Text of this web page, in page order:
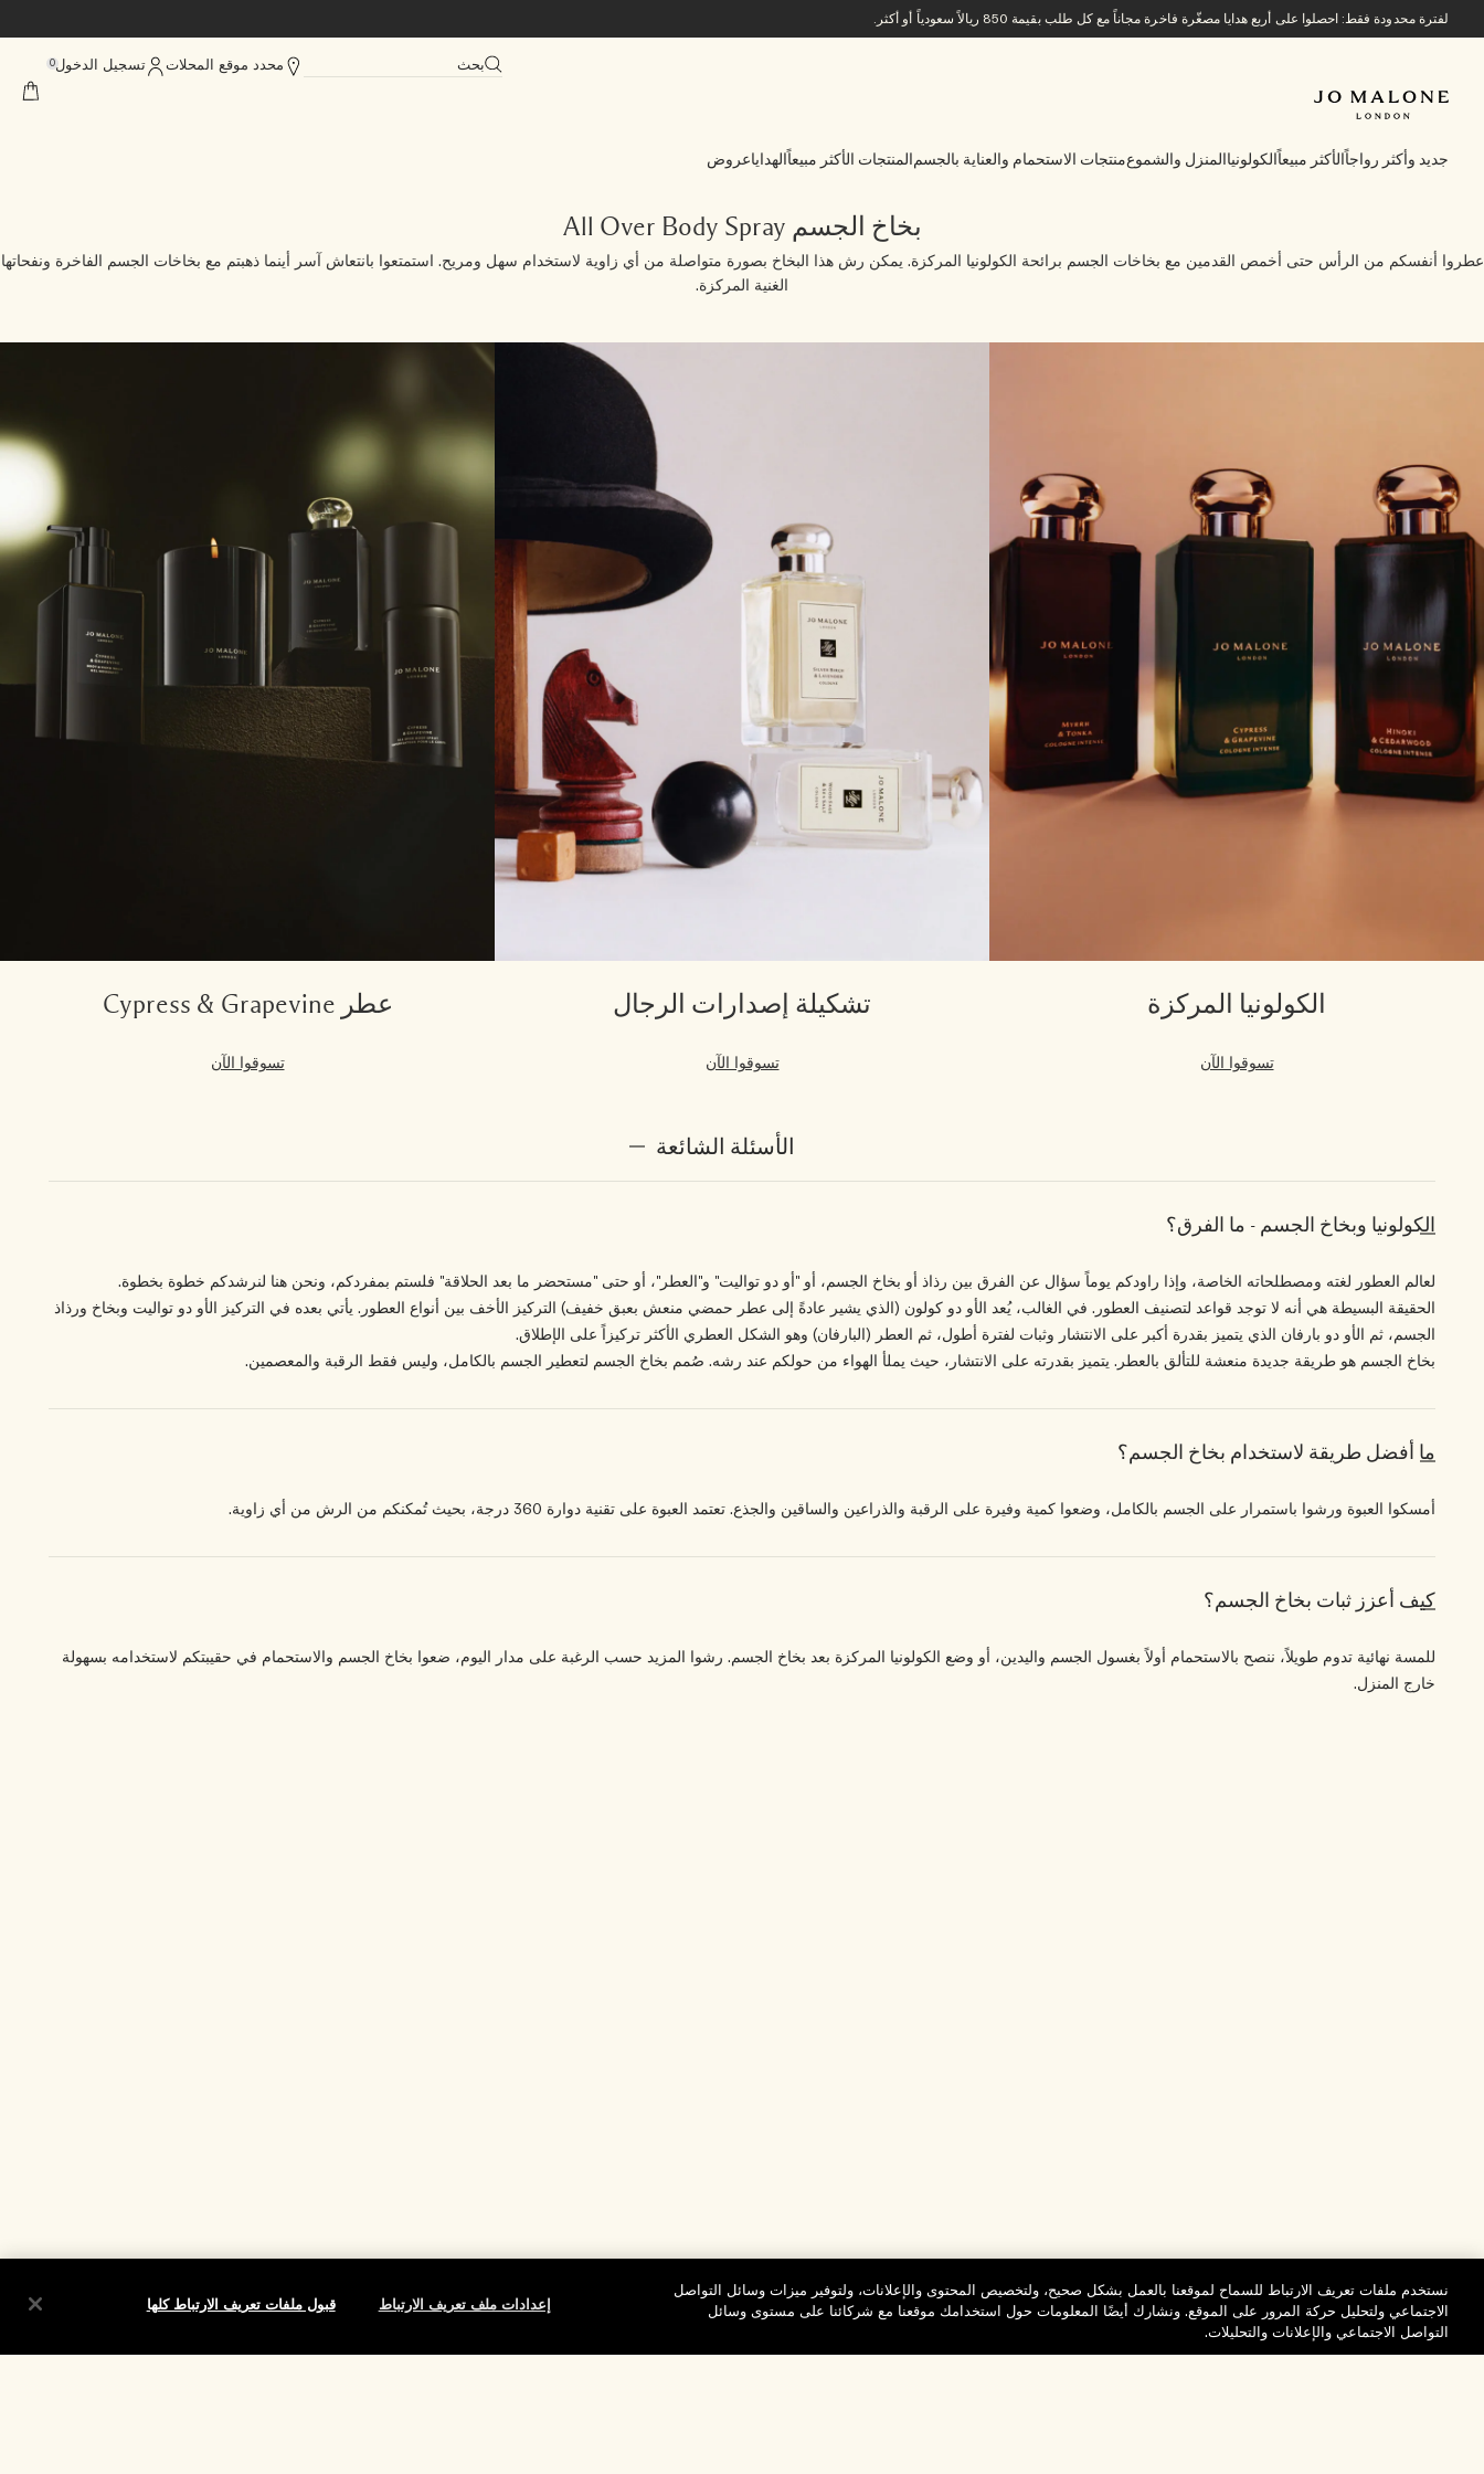
لفترة محدودة فقط: احصلوا على أربع هدايا مصغّرة فاخرة مجاناً مع كل طلب بقيمة 850 ريالاً سعودياً أو أكثر.
بحث محدد موقع المحلات تسجيل الدخول0
جديد وأكثر رواجاً الأكثر مبيعاً الكولونيا المنزل والشموعمنتجات الاستحمام والعناية بالجسم المنتجات الأكثر مبيعاً الهداياعروض
بخاخ الجسم All Over Body Spray
عطروا أنفسكم من الرأس حتى أخمص القدمين مع بخاخات الجسم برائحة الكولونيا المركزة. يمكن رش هذا البخاخ بصورة متواصلة من أي زاوية لاستخدام سهل ومريح. استمتعوا بانتعاش آسر أينما ذهبتم مع بخاخات الجسم الفاخرة ونفحاتها
الغنية المركزة.
الكولونيا المركزة
تسوقوا الآن
تشكيلة إصدارات الرجال
تسوقوا الآن
عطر Cypress & Grapevine
تسوقوا الآن
الأسئلة الشائعة
الكولونيا وبخاخ الجسم - ما الفرق؟
لعالم العطور لغته ومصطلحاته الخاصة، وإذا راودكم يوماً سؤال عن الفرق بين رذاذ أو بخاخ الجسم، أو "أو دو تواليت" و"العطر"، أو حتى "مستحضر ما بعد الحلاقة" فلستم بمفردكم، ونحن هنا لنرشدكم خطوة بخطوة.
الحقيقة البسيطة هي أنه لا توجد قواعد لتصنيف العطور. في الغالب، يُعد الأو دو كولون (الذي يشير عادةً إلى عطر حمضي منعش بعبق خفيف) التركيز الأخف بين أنواع العطور. يأتي بعده في التركيز الأو دو تواليت وبخاخ ورذاذ
الجسم، ثم الأو دو بارفان الذي يتميز بقدرة أكبر على الانتشار وثبات لفترة أطول، ثم العطر (البارفان) وهو الشكل العطري الأكثر تركيزاً على الإطلاق.
بخاخ الجسم هو طريقة جديدة منعشة للتألق بالعطر. يتميز بقدرته على الانتشار، حيث يملأ الهواء من حولكم عند رشه. صُمم بخاخ الجسم لتعطير الجسم بالكامل، وليس فقط الرقبة والمعصمين.
ما أفضل طريقة لاستخدام بخاخ الجسم؟
أمسكوا العبوة ورشوا باستمرار على الجسم بالكامل، وضعوا كمية وفيرة على الرقبة والذراعين والساقين والجذع. تعتمد العبوة على تقنية دوارة 360 درجة، بحيث تُمكنكم من الرش من أي زاوية.
كيف أعزز ثبات بخاخ الجسم؟
للمسة نهائية تدوم طويلاً، ننصح بالاستحمام أولاً بغسول الجسم واليدين، أو وضع الكولونيا المركزة بعد بخاخ الجسم. رشوا المزيد حسب الرغبة على مدار اليوم، ضعوا بخاخ الجسم والاستحمام في حقيبتكم لاستخدامه بسهولة
خارج المنزل.
نستخدم ملفات تعريف الارتباط للسماح لموقعنا بالعمل بشكل صحيح، ولتخصيص المحتوى والإعلانات، ولتوفير ميزات وسائل التواصل
الاجتماعي ولتحليل حركة المرور على الموقع. ونشارك أيضًا المعلومات حول استخدامك موقعنا مع شركائنا على مستوى وسائل
التواصل الاجتماعي والإعلانات والتحليلات.
إعدادات ملف تعريف الارتباط قبول ملفات تعريف الارتباط كلها